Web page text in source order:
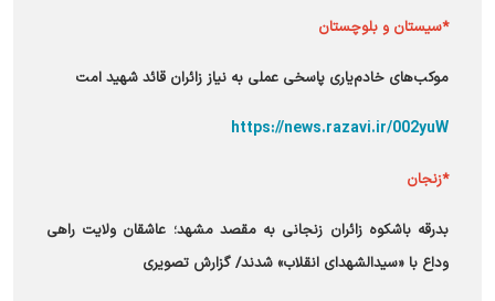
*سیستان و بلوچستان
موکب‌های خادم‌یاری پاسخی عملی به نیاز زائران قائد شهید امت
https://news.razavi.ir/002yuW
*زنجان
بدرقه باشکوه زائران زنجانی به مقصد مشهد؛ عاشقان ولایت راهی
وداع با «سیدالشهدای انقلاب» شدند/ گزارش تصویری